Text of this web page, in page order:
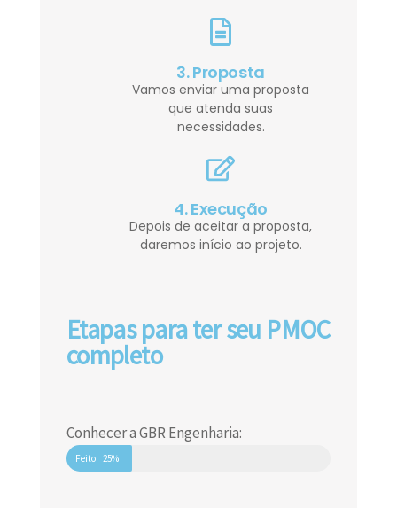
3. Proposta
Vamos enviar uma proposta
que atenda suas
necessidades.
4. Execução
Depois de aceitar a proposta,
daremos início ao projeto.
Etapas para ter seu PMOC
completo
Conhecer a GBR Engenharia:
Feito 25%